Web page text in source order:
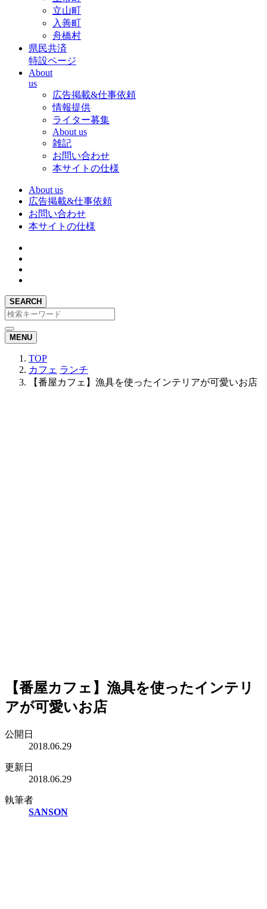
立山町
入善町
舟橋村
県民共済
特設ページ
About
us
広告掲載&仕事依頼
情報提供
ライター募集
About us
雑記
お問い合わせ
本サイトの仕様
About us
広告掲載&仕事依頼
お問い合わせ
本サイトの仕様
SEARCH
MENU
TOP
カフェ ランチ
【番屋カフェ】漁具を使ったインテリアが可愛いお店
【番屋カフェ】漁具を使ったインテリ
アが可愛いお店
公開日
2018.06.29
更新日
2018.06.29
執筆者
SANSON